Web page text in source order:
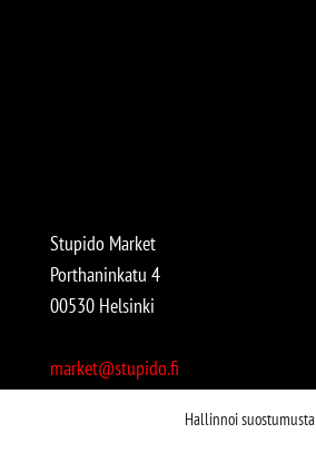
Hallinnoi suostumusta
Stupido Market
Porthaninkatu 4
00530 Helsinki
market@stupido.fi